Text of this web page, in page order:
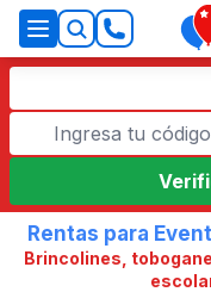
Rentas para
Brincolines,